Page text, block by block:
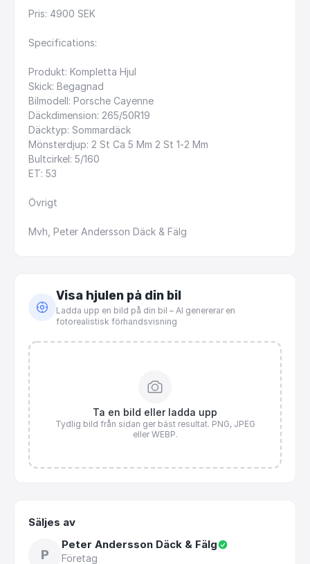
Pris: 4900 SEK
Specifications:
Produkt: Kompletta Hjul
Skick: Begagnad
Bilmodell: Porsche Cayenne
Däckdimension: 265​/​50R19
Däcktyp: Sommardäck
Mönsterdjup: 2 St Ca 5 Mm 2 St 1-2 Mm
Bultcirkel: 5​/​160
ET: 53
Övrigt
Mvh, Peter Andersson Däck & Fälg
Visa hjulen på din bil
Ladda upp en bild på din bil – AI genererar en
fotorealistisk förhandsvisning
Ta en bild eller ladda upp
Tydlig bild från sidan ger bäst resultat. PNG, JPEG
eller WEBP.
Säljes av
P
Peter Andersson Däck & Fälg
Företag